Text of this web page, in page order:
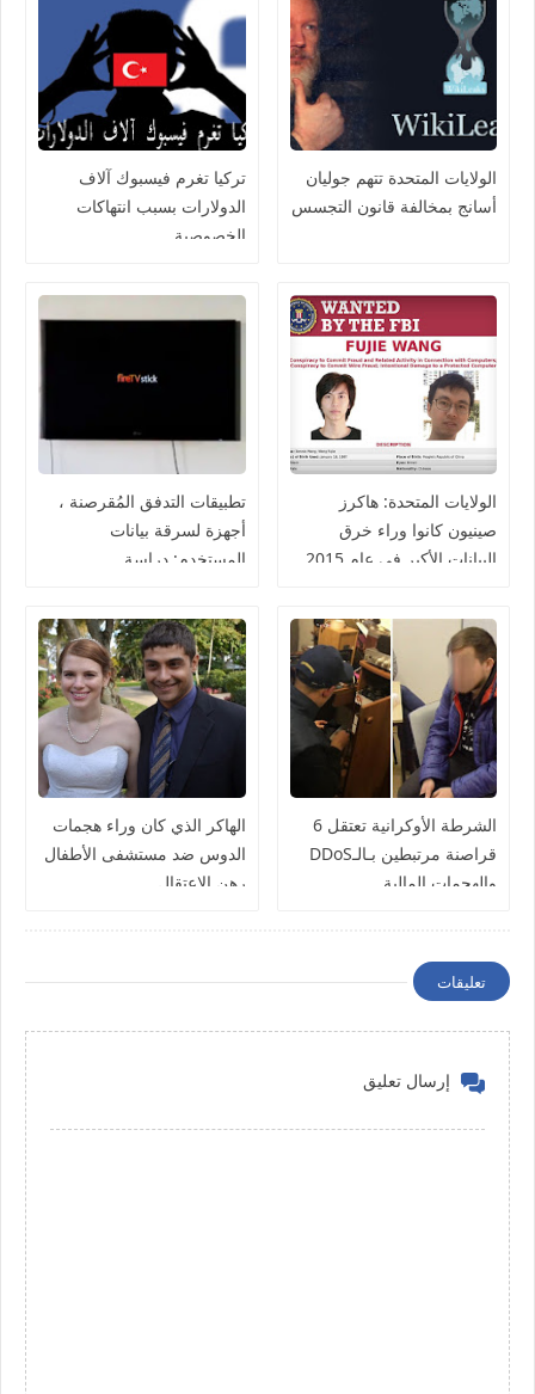
الولايات المتحدة تتهم جوليان
أسانج بمخالفة قانون التجسس
تركيا تغرم فيسبوك آلاف
الدولارات بسبب انتهاكات
الخصوصية
الولايات المتحدة: هاكرز
صينيون كانوا وراء خرق
البيانات الأكبر في عام 2015
تطبيقات التدفق المُقرصنة ،
أجهزة لسرقة بيانات
المستخدم: دراسة
الشرطة الأوكرانية تعتقل 6
قراصنة مرتبطين بـالـDDoS
والهجمات المالية
الهاكر الذي كان وراء هجمات
الدوس ضد مستشفى الأطفال
رهن الإعتقال
تعليقات
إرسال تعليق